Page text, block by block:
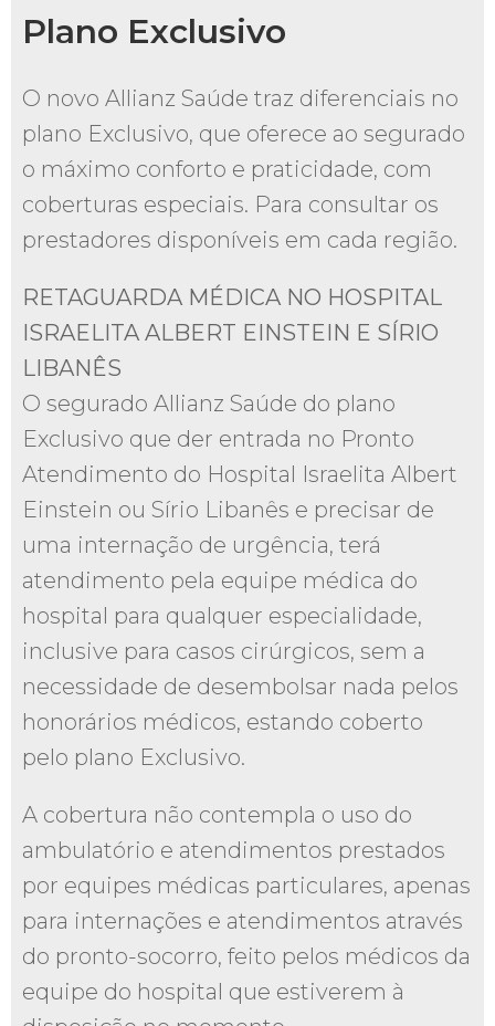
Plano Exclusivo
O novo Allianz Saúde traz diferenciais no
plano Exclusivo, que oferece ao segurado
o máximo conforto e praticidade, com
coberturas especiais. Para consultar os
prestadores disponíveis em cada região.
RETAGUARDA MÉDICA NO HOSPITAL
ISRAELITA ALBERT EINSTEIN E SÍRIO
LIBANÊS
O segurado Allianz Saúde do plano
Exclusivo que der entrada no Pronto
Atendimento do Hospital Israelita Albert
Einstein ou Sírio Libanês e precisar de
uma internação de urgência, terá
atendimento pela equipe médica do
hospital para qualquer especialidade,
inclusive para casos cirúrgicos, sem a
necessidade de desembolsar nada pelos
honorários médicos, estando coberto
pelo plano Exclusivo.
A cobertura não contempla o uso do
ambulatório e atendimentos prestados
por equipes médicas particulares, apenas
para internações e atendimentos através
do pronto-socorro, feito pelos médicos da
equipe do hospital que estiverem à